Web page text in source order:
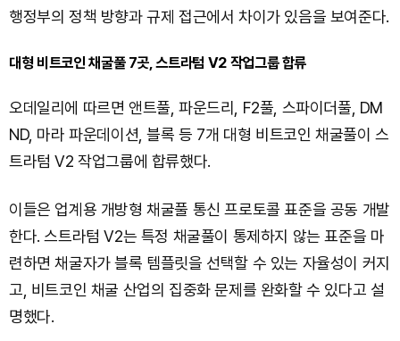
행정부의 정책 방향과 규제 접근에서 차이가 있음을 보여준다.
대형 비트코인 채굴풀 7곳, 스트라텀 V2 작업그룹 합류
오데일리에 따르면 앤트풀, 파운드리, F2풀, 스파이더풀, DM
ND, 마라 파운데이션, 블록 등 7개 대형 비트코인 채굴풀이 스
트라텀 V2 작업그룹에 합류했다.
이들은 업계용 개방형 채굴풀 통신 프로토콜 표준을 공동 개발
한다. 스트라텀 V2는 특정 채굴풀이 통제하지 않는 표준을 마
련하면 채굴자가 블록 템플릿을 선택할 수 있는 자율성이 커지
고, 비트코인 채굴 산업의 집중화 문제를 완화할 수 있다고 설
명했다.